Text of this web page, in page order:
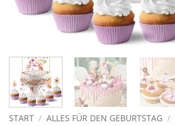
START / ALLES FÜR DEN GEBURTSTAG /